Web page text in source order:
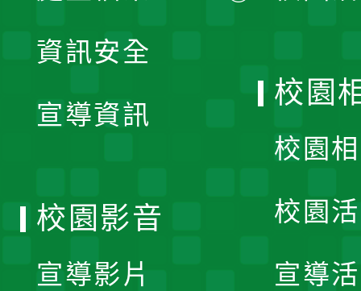
資訊安全
宣導資訊
校園
校園
校園
宣導
校園影音
宣導影片